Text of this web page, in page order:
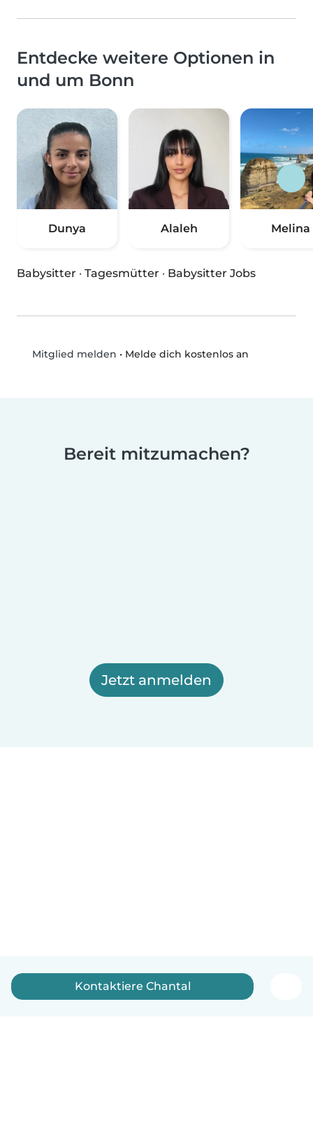
Entdecke weitere Optionen in
und um Bonn
Dunya Alaleh Melina
Babysitter · Tagesmütter · Babysitter Jobs
Mitglied melden • Melde dich kostenlos an
Bereit mitzumachen?
Jetzt anmelden
Kontaktiere Chantal